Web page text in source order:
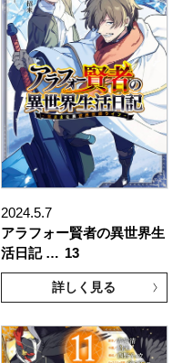
2024.5.7
アラフォー賢者の異世界生
活日記 … 13
詳しく見る